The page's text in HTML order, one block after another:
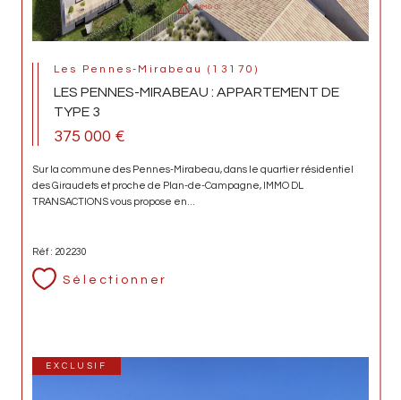
Les Pennes-Mirabeau (13170)
LES PENNES-MIRABEAU : APPARTEMENT DE
TYPE 3
375 000 €
Sur la commune des Pennes-Mirabeau, dans le quartier résidentiel
des Giraudets et proche de Plan-de-Campagne, IMMO DL
TRANSACTIONS vous propose en...
Réf : 202230
Sélectionner
EXCLUSIF